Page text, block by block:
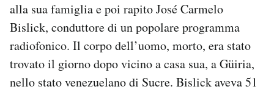
alla sua famiglia e poi rapito José Carmelo
Bislick, conduttore di un popolare programma
radiofonico. Il corpo dell’uomo, morto, era stato
trovato il giorno dopo vicino a casa sua, a Güiria,
nello stato venezuelano di Sucre. Bislick aveva 51